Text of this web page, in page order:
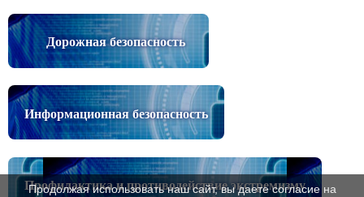
Дорожная безопасность
Информационная безопасность
Профилактика и противодействие экстремизму
Продолжая использовать наш сайт, вы даете согласие на